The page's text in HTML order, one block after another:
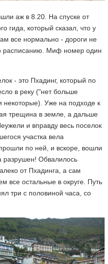
аж в 8.20. На спуске от
гида, который сказал, что у
все нормально - дороги не
расписанию. Миф номер один
- это Пхадинг, который по
в реку ("нет больше
некоторые). Уже на подходе к
трещина в земле, а дальше
и вправду весь поселок
участка вела
по ней, и вскоре, вошли
Обвалилось
от Пхадинга, а сам
все остальные в округе. Путь
три с половиной часа, со